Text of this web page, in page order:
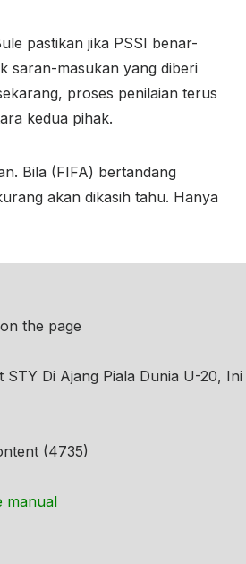
pastikan jika PSSI benar-
saran-masukan yang diberi
proses penilaian terus
kedua pihak.
Bila (FIFA) bertandang
akan dikasih tahu. Hanya
the page
Di Ajang Piala Dunia U-20,
(4735)
manual